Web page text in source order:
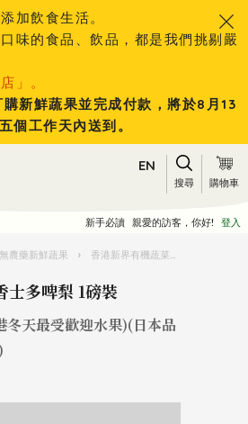
加飲食生活。
味的食品、飲品，都是我們挑剔嚴
」。
新鮮蔬果並完成付款，將於8月13
個工作天內送到。
EN
搜尋 購物車
新手必讀 親愛的訪客，你好! 登入
農藥新鮮蔬果 › 香港新界有機蔬菜水果
士多啤梨 1磅裝
冬天最受歡迎水果)(日本品